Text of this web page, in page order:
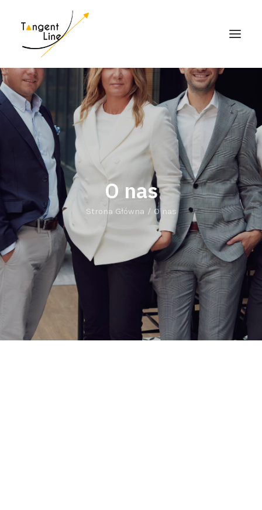
HOME
O NAS
DLA INWESTORÓW
MEDIA
KONTAKT
O nas
Strona Główna O nas